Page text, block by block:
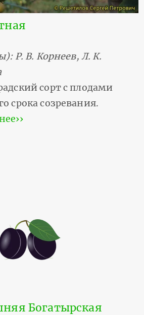
Р. В. Корнеев, Л. К.
сорт с плодами
срока созревания.
Богатырская